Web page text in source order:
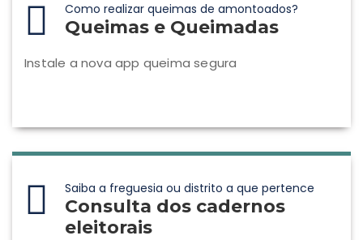
Como realizar queimas de amontoados?
Queimas e Queimadas
Instale a nova app queima segura
Saiba a freguesia ou distrito a que pertence
Consulta dos cadernos
eleitorais